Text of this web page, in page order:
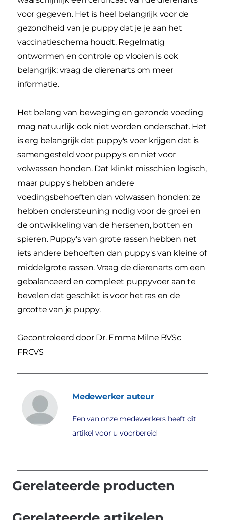
voor gegeven. Het is heel belangrijk voor de
gezondheid van je puppy dat je je aan het
vaccinatieschema houdt. Regelmatig
ontwormen en controle op vlooien is ook
belangrijk; vraag de dierenarts om meer
informatie.
Het belang van beweging en gezonde voeding
mag natuurlijk ook niet worden onderschat. Het
is erg belangrijk dat puppy's voer krijgen dat is
samengesteld voor puppy's en niet voor
volwassen honden. Dat klinkt misschien logisch,
maar puppy's hebben andere
voedingsbehoeften dan volwassen honden: ze
hebben ondersteuning nodig voor de groei en
de ontwikkeling van de hersenen, botten en
spieren. Puppy's van grote rassen hebben net
iets andere behoeften dan puppy's van kleine of
middelgrote rassen. Vraag de dierenarts om een
gebalanceerd en compleet puppyvoer aan te
bevelen dat geschikt is voor het ras en de
grootte van je puppy.
Gecontroleerd door Dr. Emma Milne BVSc
FRCVS
Medewerker auteur
Een van onze medewerkers heeft dit
artikel voor u voorbereid
Gerelateerde producten